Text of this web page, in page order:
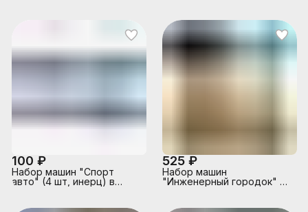
100 ₽
Набор машин "Спорт
авто" (4 шт, инерц) в
525 ₽
Набор машин
"Инженерный городок" в